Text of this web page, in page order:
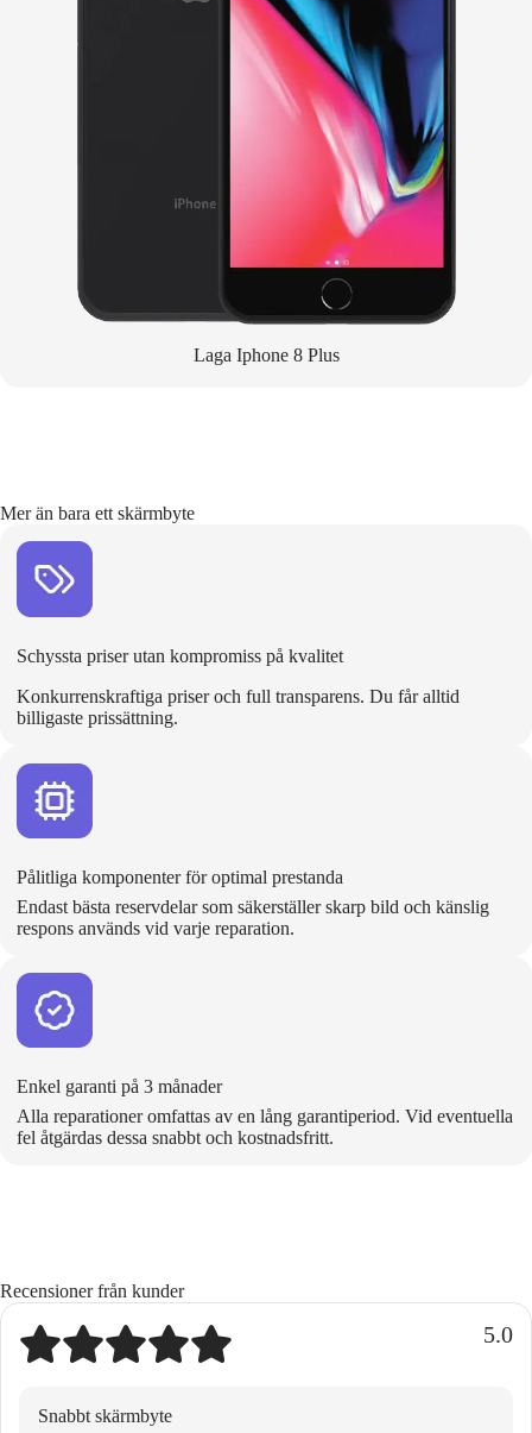
Laga Iphone 8 Plus
Mer än bara ett skärmbyte
Schyssta priser utan kompromiss på kvalitet
Konkurrenskraftiga priser och full transparens. Du får alltid
billigaste prissättning.
Pålitliga komponenter för optimal prestanda
Endast bästa reservdelar som säkerställer skarp bild och känslig
respons används vid varje reparation.
Enkel garanti på 3 månader
Alla reparationer omfattas av en lång garantiperiod. Vid eventuella
fel åtgärdas dessa snabbt och kostnadsfritt.
Recensioner från kunder
5.0
Snabbt skärmbyte